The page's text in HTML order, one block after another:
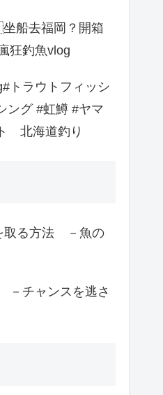
船去福岡？開箱
狂釣魚vlog
トラウトフィッシ
ング #虹鱒 #ヤマ
北海道釣り
取る方法 －魚の
チャンスを逃さ